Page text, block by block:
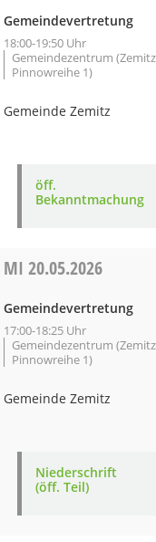
Gemeindevertretung
18:00-19:50 Uhr
Gemeindezentrum
Pinnowreihe 1)
Gemeinde Zemitz
öff.
Bekanntmachung
MI 20.05.2026
Gemeindevertretung
17:00-18:25 Uhr
Gemeindezentrum
Pinnowreihe 1)
Gemeinde Zemitz
Niederschrift
(öff. Teil)